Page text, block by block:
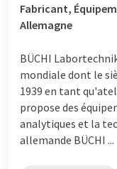
Fabricant,
Allemagne
BÜCHI
mondiale dont le
1939 en tant
propose des
analytiques et la
allemande BÜCHI ...